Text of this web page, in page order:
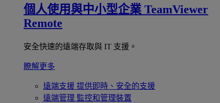
個人使用與中小型企業 TeamViewer
Remote
安全快速的遠端存取與 IT 支援。
瞭解更多
遠端支援 提供即時、安全的支援
遠端管理 監控和管理裝置